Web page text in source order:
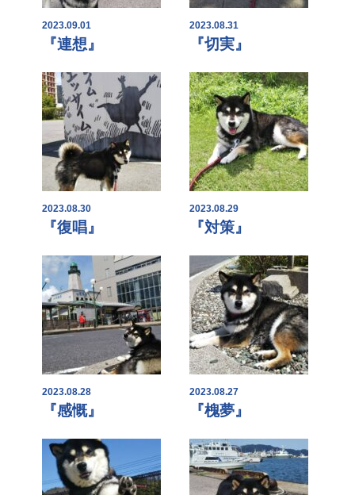
2023.09.01
『連想』
2023.08.31
『切実』
2023.08.30
『復唱』
2023.08.29
『対策』
2023.08.28
『感慨』
2023.08.27
『槐夢』